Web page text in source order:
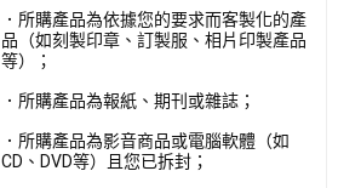
．所購產品為依據您的要求而客製化的產
品（如刻製印章、訂製服、相片印製產品
等）；
．所購產品為報紙、期刊或雜誌；
．所購產品為影音商品或電腦軟體（如
CD、DVD等）且您已拆封；